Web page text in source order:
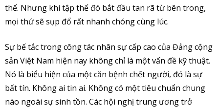
thể. Nhưng khi tập thể đó bắt đầu tan rã từ bên trong,
mọi thứ sẽ sụp đổ rất nhanh chóng cùng lúc.
Sự bế tắc trong công tác nhân sự cấp cao của Đảng cộng
sản Việt Nam hiện nay không chỉ là một vấn đề kỹ thuật.
Nó là biểu hiện của một căn bệnh chết người, đó là sự
bất tín. Không ai tin ai. Không có một tiêu chuẩn chung
nào ngoài sự sinh tồn. Các hội nghị trung ương trở